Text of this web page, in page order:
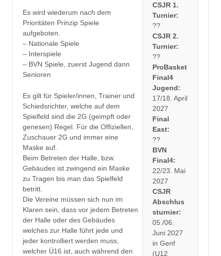
Es wird wiederum nach dem
Prioritäten Prinzip Spiele
aufgeboten.
– Nationale Spiele
– Interspiele
– BVN Spiele, zuerst Jugend dann
Senioren
Es gilt für Spieler/innen, Trainer und
Schiedsrichter, welche auf dem
Spielfeld sind die 2G (geimpft oder
genesen) Regel. Für die Offiziellen,
Zuschauer 2G und immer eine
Maske auf.
Beim Betreten der Halle, bzw.
Gebäudes ist zwingend ein Maske
zu Tragen bis man das Spielfeld
betritt.
Die Vereine müssen sich nun im
Klaren sein, dass vor jedem Betreten
der Halle oder des Gebäudes
welches zur Halle führt jede und
jeder kontrolliert werden muss,
welcher Ü16 ist, auch während den
CSJR 1.
Turnier:
??
CSJR 2.
Turnier:
??
ProBasket
Final4
Jugend:
17/18. April
2027
Final
East:
??
BVN
Final4:
22/23. Mai
2027
CSJR
Abschlus
sturnier:
05./06.
Juni 2027
in Genf
(U12